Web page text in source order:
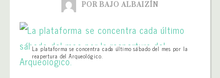
POR BAJO ALBAIZÍN
La plataforma se concentra cada último sábado del mes por la
reapertura del Arqueológico.